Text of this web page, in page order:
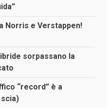
Norris e Verstappen!
sorpassano la
“record” è a